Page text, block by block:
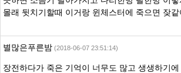
몰래 뒷치기할때 이거랑 윈체스터에 죽으면 잦같
별많은푸른밤 (2018-06-07 23:51:14)
장전하다가 죽은 기억이 너무도 많고 생생하기